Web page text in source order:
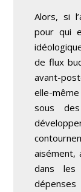
Alors, si
pour qui
de flux
avant-
elle-
sous
aisément,
dans les